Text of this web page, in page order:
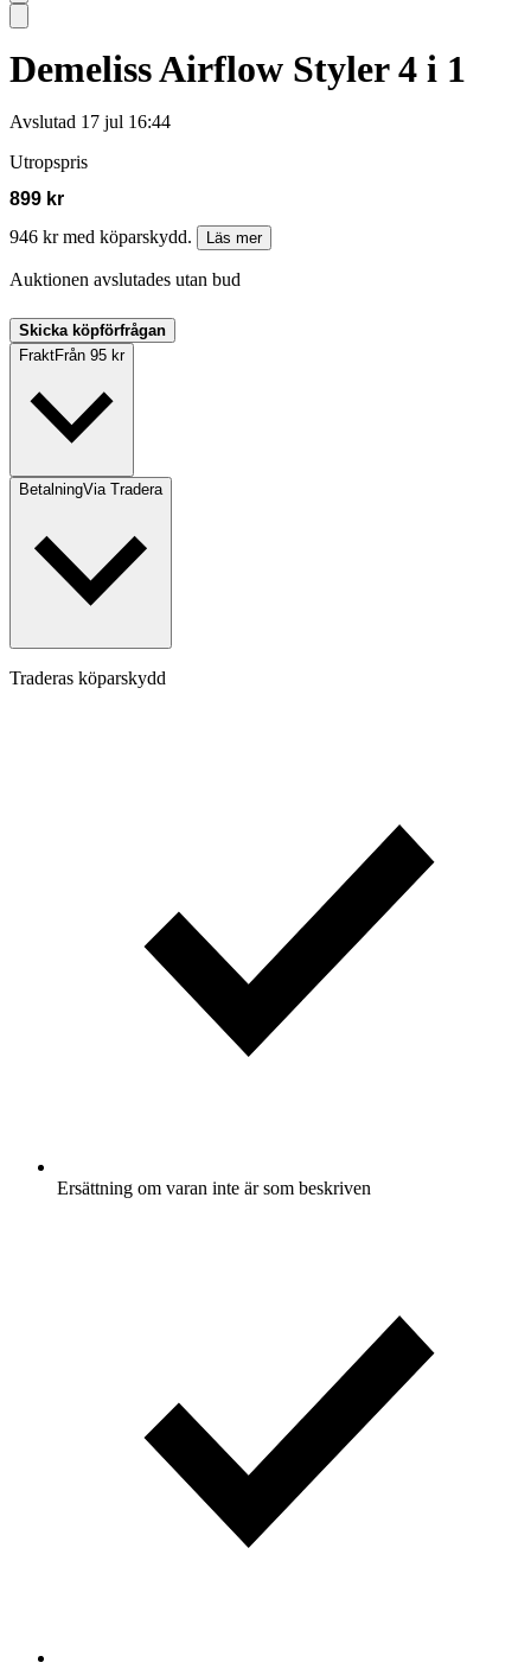
Demeliss Airflow Styler 4 i 1
Avslutad 17 jul 16:44
Utropspris
899 kr
946 kr med köparskydd.
Läs mer
Auktionen avslutades utan bud
Skicka köpförfrågan
FraktFrån 95 kr
BetalningVia Tradera
Traderas köparskydd
Ersättning om varan inte är som beskriven